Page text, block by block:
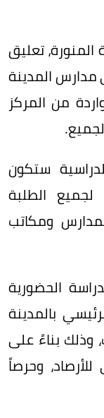
المنورة، تعليق
مدارس المدينة
من المركز
ستكون
الطلبة
ومكاتب
الحضورية
بالمدينة
وذلك بناءً على
وحرصاً